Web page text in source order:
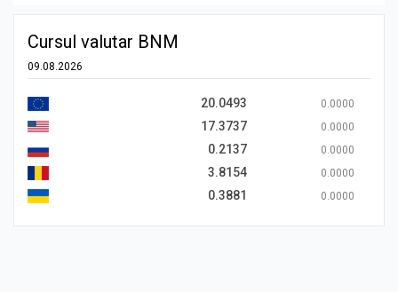
Cursul valutar BNM
09.08.2026
20.0493 0.0000
17.3737 0.0000
0.2137 0.0000
3.8154 0.0000
0.3881 0.0000